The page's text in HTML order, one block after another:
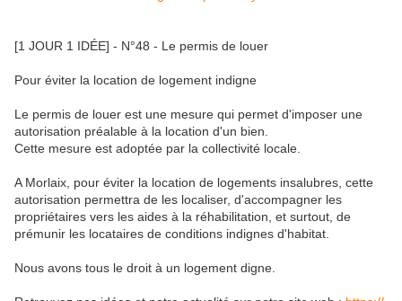
[1 JOUR 1 IDÉE] - N°48 - Le permis de louer
Pour éviter la location de logement indigne
Le permis de louer est une mesure qui permet d'imposer une
autorisation préalable à la location d'un bien.
Cette mesure est adoptée par la collectivité locale.
A Morlaix, pour éviter la location de logements insalubres, cette
autorisation permettra de les localiser, d'accompagner les
propriétaires vers les aides à la réhabilitation, et surtout, de
prémunir les locataires de conditions indignes d'habitat.
Nous avons tous le droit à un logement digne.